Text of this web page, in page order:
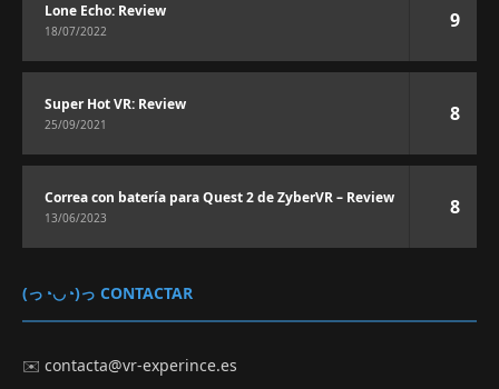
Lone Echo: Review
18/07/2022 9
Super Hot VR: Review
25/09/2021 8
Correa con batería para Quest 2 de ZyberVR – Review
13/06/2023 8
(っ◔◡◔)っ CONTACTAR
✉️contacta@vr-experince.es